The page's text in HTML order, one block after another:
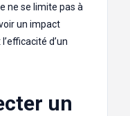
ne se limite pas à
un impact
d’un
un